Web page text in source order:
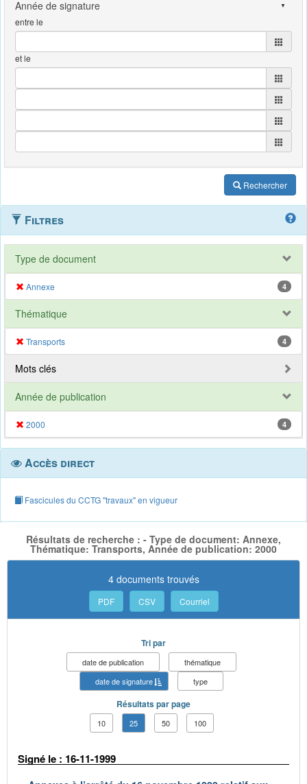
entre le
et le
Rechercher
Filtres
Type de document
Annexe 4
Thématique
Transports 4
Mots clés
Année de publication
2000 4
Accès direct
Fascicules du CCTG "travaux" en vigueur
Résultats de recherche : - Type de document: Annexe,
Thématique: Transports, Année de publication: 2000
4 documents trouvés
PDF CSV Courriel
Tri par
date de publication
thématique
date de signature
type
Résultats par page
10 25 50 100
Signé le : 16-11-1999